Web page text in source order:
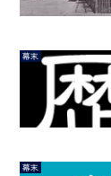
幕末
幕末